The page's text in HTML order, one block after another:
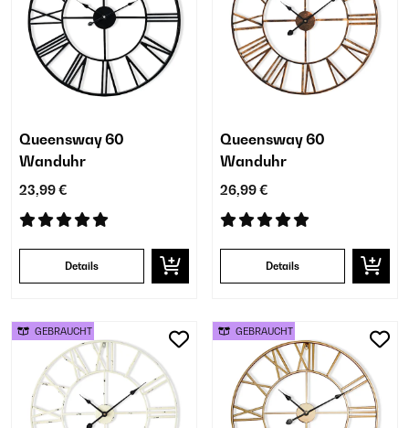
Queensway 60
Wanduhr
23,99 €
Details
Queensway 60
Wanduhr
26,99 €
Details
GEBRAUCHT GEBRAUCHT